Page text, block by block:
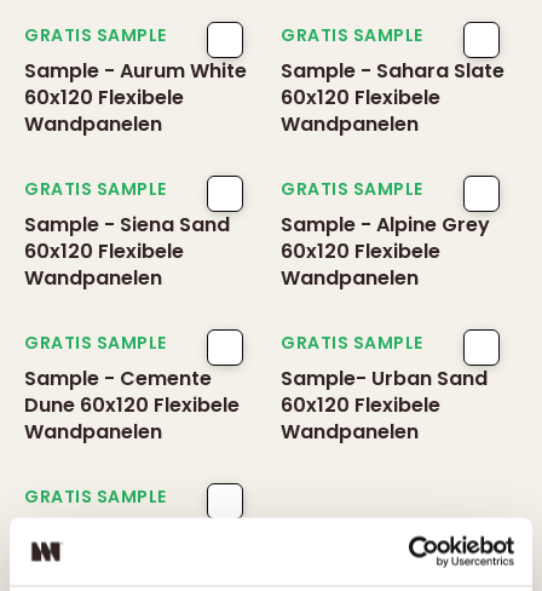
GRATIS SAMPLE
Sample - Aurum White
60x120 Flexibele
Wandpanelen
GRATIS SAMPLE
Sample - Sahara Slate
60x120 Flexibele
Wandpanelen
GRATIS SAMPLE
Sample - Siena Sand
60x120 Flexibele
Wandpanelen
GRATIS SAMPLE
Sample - Alpine Grey
60x120 Flexibele
Wandpanelen
GRATIS SAMPLE
Sample - Cemente
Dune 60x120 Flexibele
Wandpanelen
GRATIS SAMPLE
Sample- Urban Sand
60x120 Flexibele
Wandpanelen
GRATIS SAMPLE
60x120 Flexibele